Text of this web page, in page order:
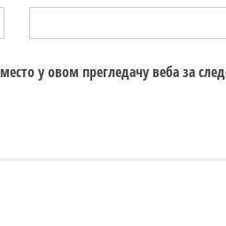
у овом прегледачу веба за